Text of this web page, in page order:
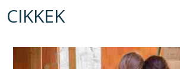
CIKKEK